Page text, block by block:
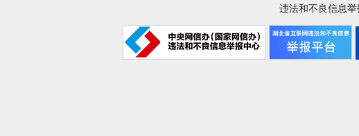
违法和不良信息